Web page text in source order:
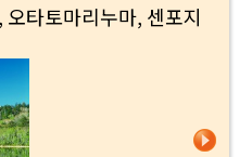
타토마리누마, 센포지